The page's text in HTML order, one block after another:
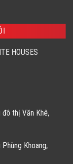
HOUSES
thị Văn Khê,
Khoang,